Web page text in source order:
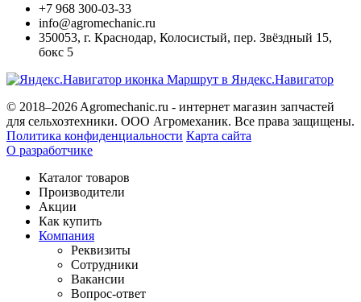
+7 968 300-03-33
info@agromechanic.ru
350053, г. Краснодар, Колосистый, пер. Звёздный 15,
бокс 5
Маршрут в Яндекс.Навигатор
© 2018–2026 Agromechanic.ru - интернет магазин запчастей
для сельхозтехники. ООО Агромеханик. Все права защищены.
Политика конфиденциальности Карта сайта
О разработчике
Каталог товаров
Производители
Акции
Как купить
Компания
Реквизиты
Сотрудники
Вакансии
Вопрос-ответ